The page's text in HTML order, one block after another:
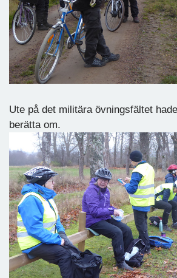
Ute på det militära övningsfältet
berätta om.